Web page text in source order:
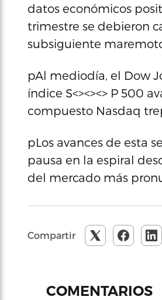
datos económicos
trimestre se debieron
subsiguiente
pAl mediodía, el Dow
índice S<><><> P 500
compuesto Nasdaq
pLos avances de esta
pausa en la espiral
del mercado más
Compartir
COMENTARIOS